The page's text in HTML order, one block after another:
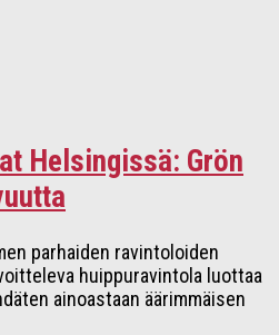
Helsingissä: Grön
parhaiden ravintoloiden
huippuravintola luottaa
ainoastaan äärimmäisen